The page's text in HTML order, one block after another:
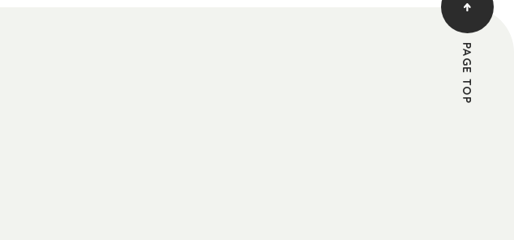
PAGE TOP